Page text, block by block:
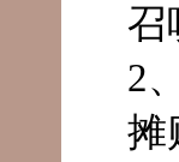
召
2
摊